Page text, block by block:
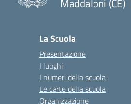
Maddaloni (CE)
La Scuola
Presentazione
I luoghi
I numeri della scuola
Le carte della scuola
Organizzazione